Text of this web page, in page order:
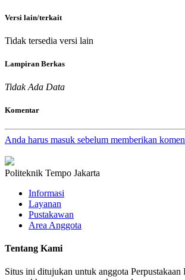
Versi lain/terkait
Tidak tersedia versi lain
Lampiran Berkas
Tidak Ada Data
Komentar
Anda harus masuk sebelum memberikan
Politeknik Tempo Jakarta
Informasi
Layanan
Pustakawan
Area Anggota
Tentang Kami
Situs ini ditujukan untuk anggota